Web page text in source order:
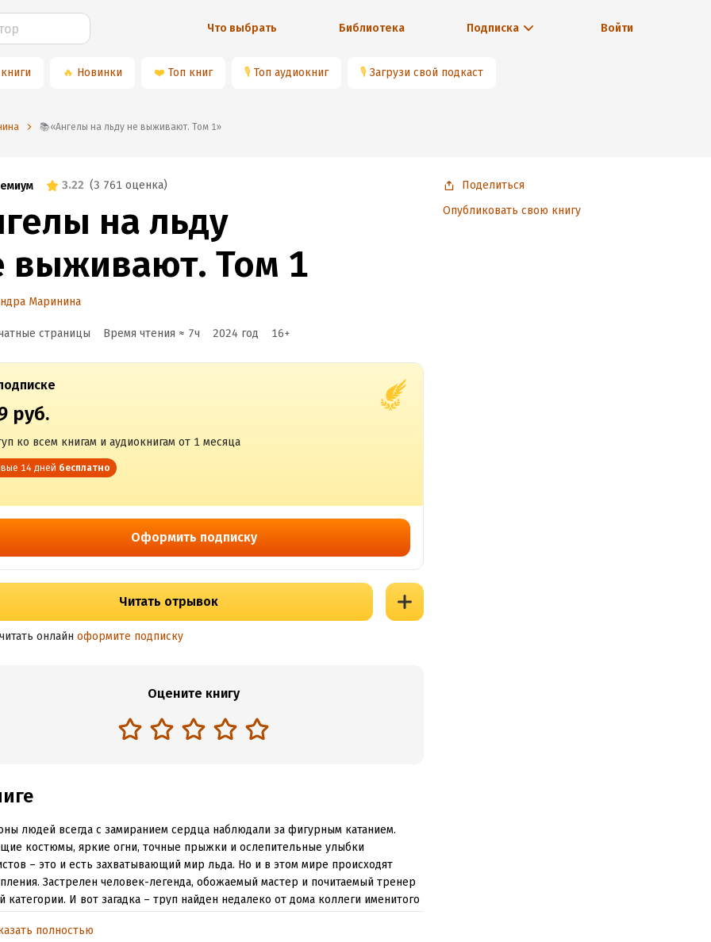
Что выбрать Библиотека Подписка Войти
🔥 Новинки ❤️ Топ книг 🎙 Топ аудиокниг 🎙 Загрузи свой подкаст
📚«Ангелы на льду не выживают. Том 1»
3.22 (3 761 оценка)
на льду
выживают. Том 1
Маринина
страницы Время чтения ≈ 7ч 2024 год 16+
руб.
ко всем книгам и аудиокнигам от 1 месяца
14 дней бесплатно
Оформить подписку
Читать отрывок
онлайн оформите подписку
Оцените книгу
людей всегда с замиранием сердца наблюдали за фигурным катанием.
костюмы, яркие огни, точные прыжки и ослепительные улыбки
– это и есть захватывающий мир льда. Но и в этом мире происходят
Застрелен человек-легенда, обожаемый мастер и почитаемый тренер
категории. И вот загадка – труп найден недалеко от дома коллеги именитого
Казалось бы, все ясно, дело закрыто, но известная всем Каменская и ее
полностью
Поделиться
Опубликовать свою книгу